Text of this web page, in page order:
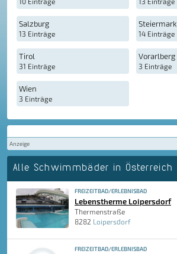
Salzburg
13 Einträge
Steiermark
14 Einträge
Tirol
31 Einträge
Vorarlberg
3 Einträge
Wien
3 Einträge
Anzeige
Alle Schwimmbäder in Österreich
FREIZEITBAD/ERLEBNISBAD
Lebenstherme Loipersdorf
Thermenstraße
8282 Loipersdorf
FREIZEITBAD/ERLEBNISBAD